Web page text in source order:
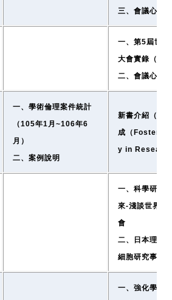
三、會議心得
一、第5屆世界
大會實錄（一
二、會議心得
一、學術倫理案件統計
（105年1月~106年6
月）
二、案例說明
新書介紹（研
成（
y in
一、科學研究
來-淺談世界研
會
二、日本理化
細胞研究事件
一、強化學術